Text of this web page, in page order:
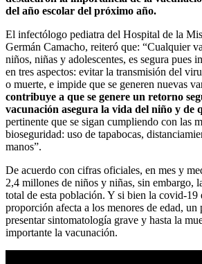
del año escolar del próximo año.
El infectólogo pediatra del Hospital de la
Germán Camacho, reiteró que: “Cualquier
niños, niñas y adolescentes, es segura pues
en tres aspectos: evitar la transmisión del
o muerte, e impide que se generen nuevas
contribuye a que se genere un retorno
vacunación asegura la vida del niño y de
pertinente que se sigan cumpliendo con las
bioseguridad: uso de tapabocas,
manos”.
De acuerdo con cifras oficiales, en mes y
2,4 millones de niños y niñas, sin embargo,
total de esta población. Y si bien la covid-19
proporción afecta a los menores de edad, un
presentar sintomatología grave y hasta la
importante la vacunación.